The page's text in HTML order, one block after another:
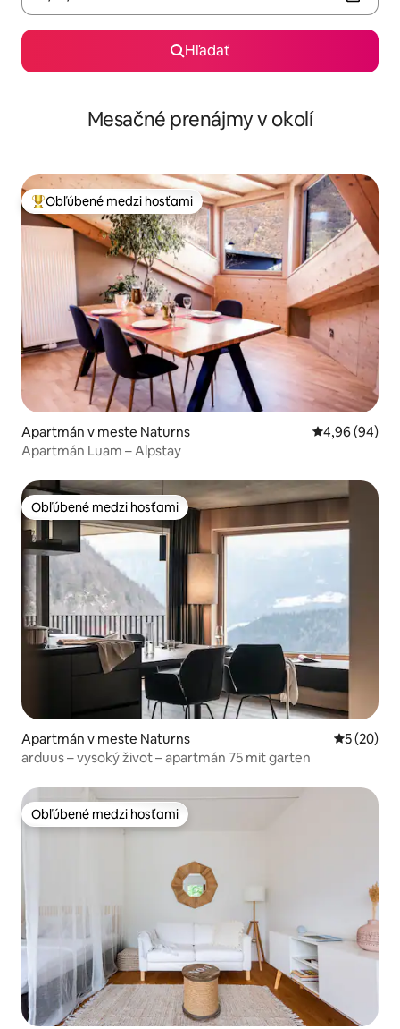
Hľadať
Mesačné prenájmy v okolí
Najobľúbenejšie medzi hosťami
Obľúbené medzi hosťami
Apartmán v meste Naturns Priemerné
4,96 (94)
Apartmán Luam – Alpstay
Obľúbené medzi hosťami
Obľúbené medzi hosťami
Apartmán v meste Naturns
5 (20)
arduus – vysoký život – apartmán 75 mit garten
Obľúbené medzi hosťami
Obľúbené medzi hosťami